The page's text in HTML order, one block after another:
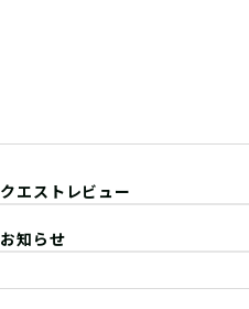
クエストレビュー
お知らせ